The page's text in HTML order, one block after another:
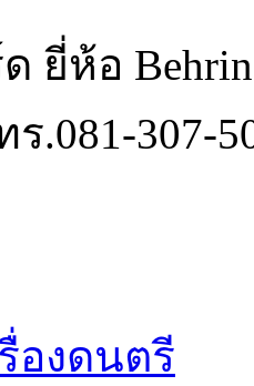
ยี่ห้อ
.081-307-
องดนตรี